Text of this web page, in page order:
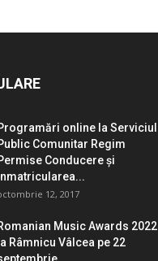
online la Serviciul
Comunitar Regim
Conducere şi
12, 2017
Music Awards 2022
Râmnicu Vâlcea pe 22